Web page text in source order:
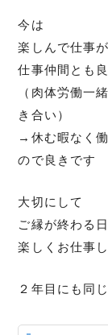
今は
楽しんで仕事
仕事仲間とも
（肉体労働一
き合い）
→休む暇なく
ので良きです
大切にして
ご縁が終わる
楽しくお仕事
２年目にも同